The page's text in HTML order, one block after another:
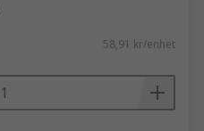
58,91 kr/enhet